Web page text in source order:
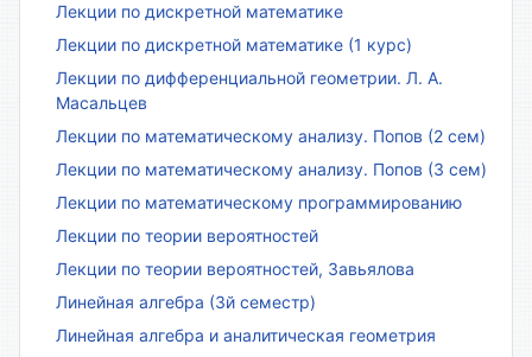
Лекции по дискретной математике
Лекции по дискретной математике (1 курс)
Лекции по дифференциальной геометрии. Л. А.
Масальцев
Лекции по математическому анализу. Попов (2 сем)
Лекции по математическому анализу. Попов (3 сем)
Лекции по математическому программированию
Лекции по теории вероятностей
Лекции по теории вероятностей, Завьялова
Линейная алгебра (3й семестр)
Линейная алгебра и аналитическая геометрия